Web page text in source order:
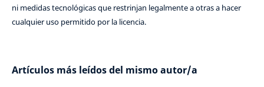
ni medidas tecnológicas que restrinjan legalmente a otras a hacer
cualquier uso permitido por la licencia.
Artículos más leídos del mismo autor/a